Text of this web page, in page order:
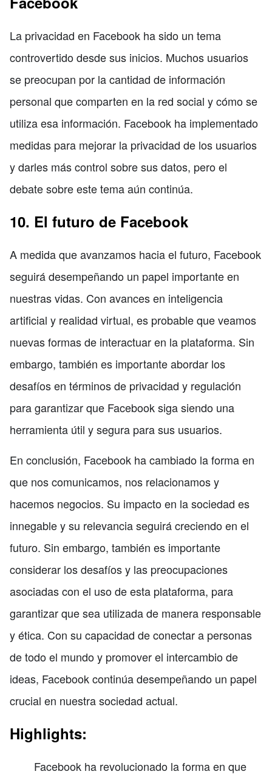
La privacidad en Facebook ha sido un tema
controvertido desde sus inicios. Muchos usuarios
se preocupan por la cantidad de información
personal que comparten en la red social y cómo se
utiliza esa información. Facebook ha implementado
medidas para mejorar la privacidad de los usuarios
y darles más control sobre sus datos, pero el
debate sobre este tema aún continúa.
10. El futuro de Facebook
A medida que avanzamos hacia el futuro, Facebook
seguirá desempeñando un papel importante en
nuestras vidas. Con avances en inteligencia
artificial y realidad virtual, es probable que veamos
nuevas formas de interactuar en la plataforma. Sin
embargo, también es importante abordar los
desafíos en términos de privacidad y regulación
para garantizar que Facebook siga siendo una
herramienta útil y segura para sus usuarios.
En conclusión, Facebook ha cambiado la forma en
que nos comunicamos, nos relacionamos y
hacemos negocios. Su impacto en la sociedad es
innegable y su relevancia seguirá creciendo en el
futuro. Sin embargo, también es importante
considerar los desafíos y las preocupaciones
asociadas con el uso de esta plataforma, para
garantizar que sea utilizada de manera responsable
y ética. Con su capacidad de conectar a personas
de todo el mundo y promover el intercambio de
ideas, Facebook continúa desempeñando un papel
crucial en nuestra sociedad actual.
Highlights:
Facebook ha revolucionado la forma en que